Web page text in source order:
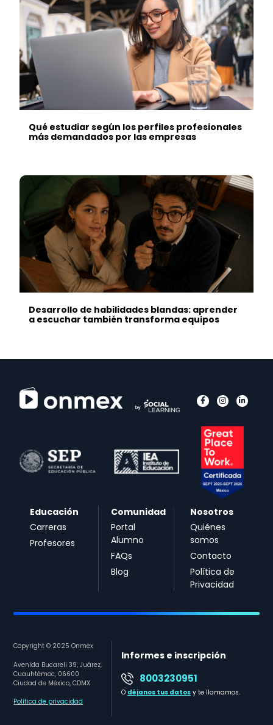
Qué estudiar según los perfiles profesionales
más demandados por las empresas
Desarrollo de habilidades blandas: aprender
a escuchar también transforma equipos
Educación
Carreras
Profesores
Comunidad
Portal
Alumno
FAQs
Blog
Nosotros
Quiénes
somos
Contacto
Política de
Privacidad
Copyright © 2025 Onmex
Avenida Bucareli 39, Juárez,
Cuauhtémoc, 06600
Ciudad de México, CDMX
Política de privacidad
Informes e inscripción
8003230951
O déjanos tus datosy te llamamos.